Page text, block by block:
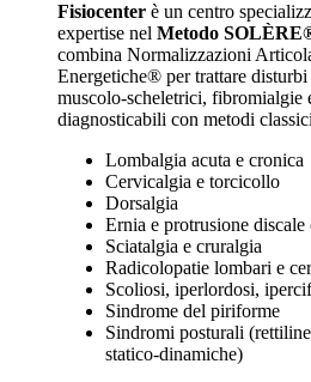
Fisiocenter è un centro
expertise nel Metodo
combina Normalizzazioni
Energetiche® per trattare
muscolo-scheletrici, fibromialgie
diagnosticabili con metodi
Lombalgia acuta e cronica
Cervicalgia e torcicollo
Dorsalgia
Ernia e protrusione
Sciatalgia e cruralgia
Radicolopatie lombari e
Scoliosi, iperlordosi,
Sindrome del piriforme
Sindromi posturali
statico-dinamiche)